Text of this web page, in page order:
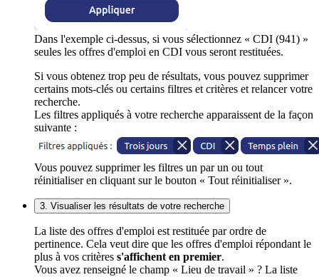
Dans l'exemple ci-dessus, si vous sélectionnez « CDI (941) »
seules les offres d'emploi en CDI vous seront restituées.
Si vous obtenez trop peu de résultats, vous pouvez supprimer
certains mots-clés ou certains filtres et critères et relancer votre
recherche.
Les filtres appliqués à votre recherche apparaissent de la façon
suivante :
Vous pouvez supprimer les filtres un par un ou tout
réinitialiser en cliquant sur le bouton « Tout réinitialiser ».
3. Visualiser les résultats de votre recherche
La liste des offres d'emploi est restituée par ordre de
pertinence. Cela veut dire que les offres d'emploi répondant le
plus à vos critères s'affichent en premier.
Vous avez renseigné le champ « Lieu de travail » ? La liste